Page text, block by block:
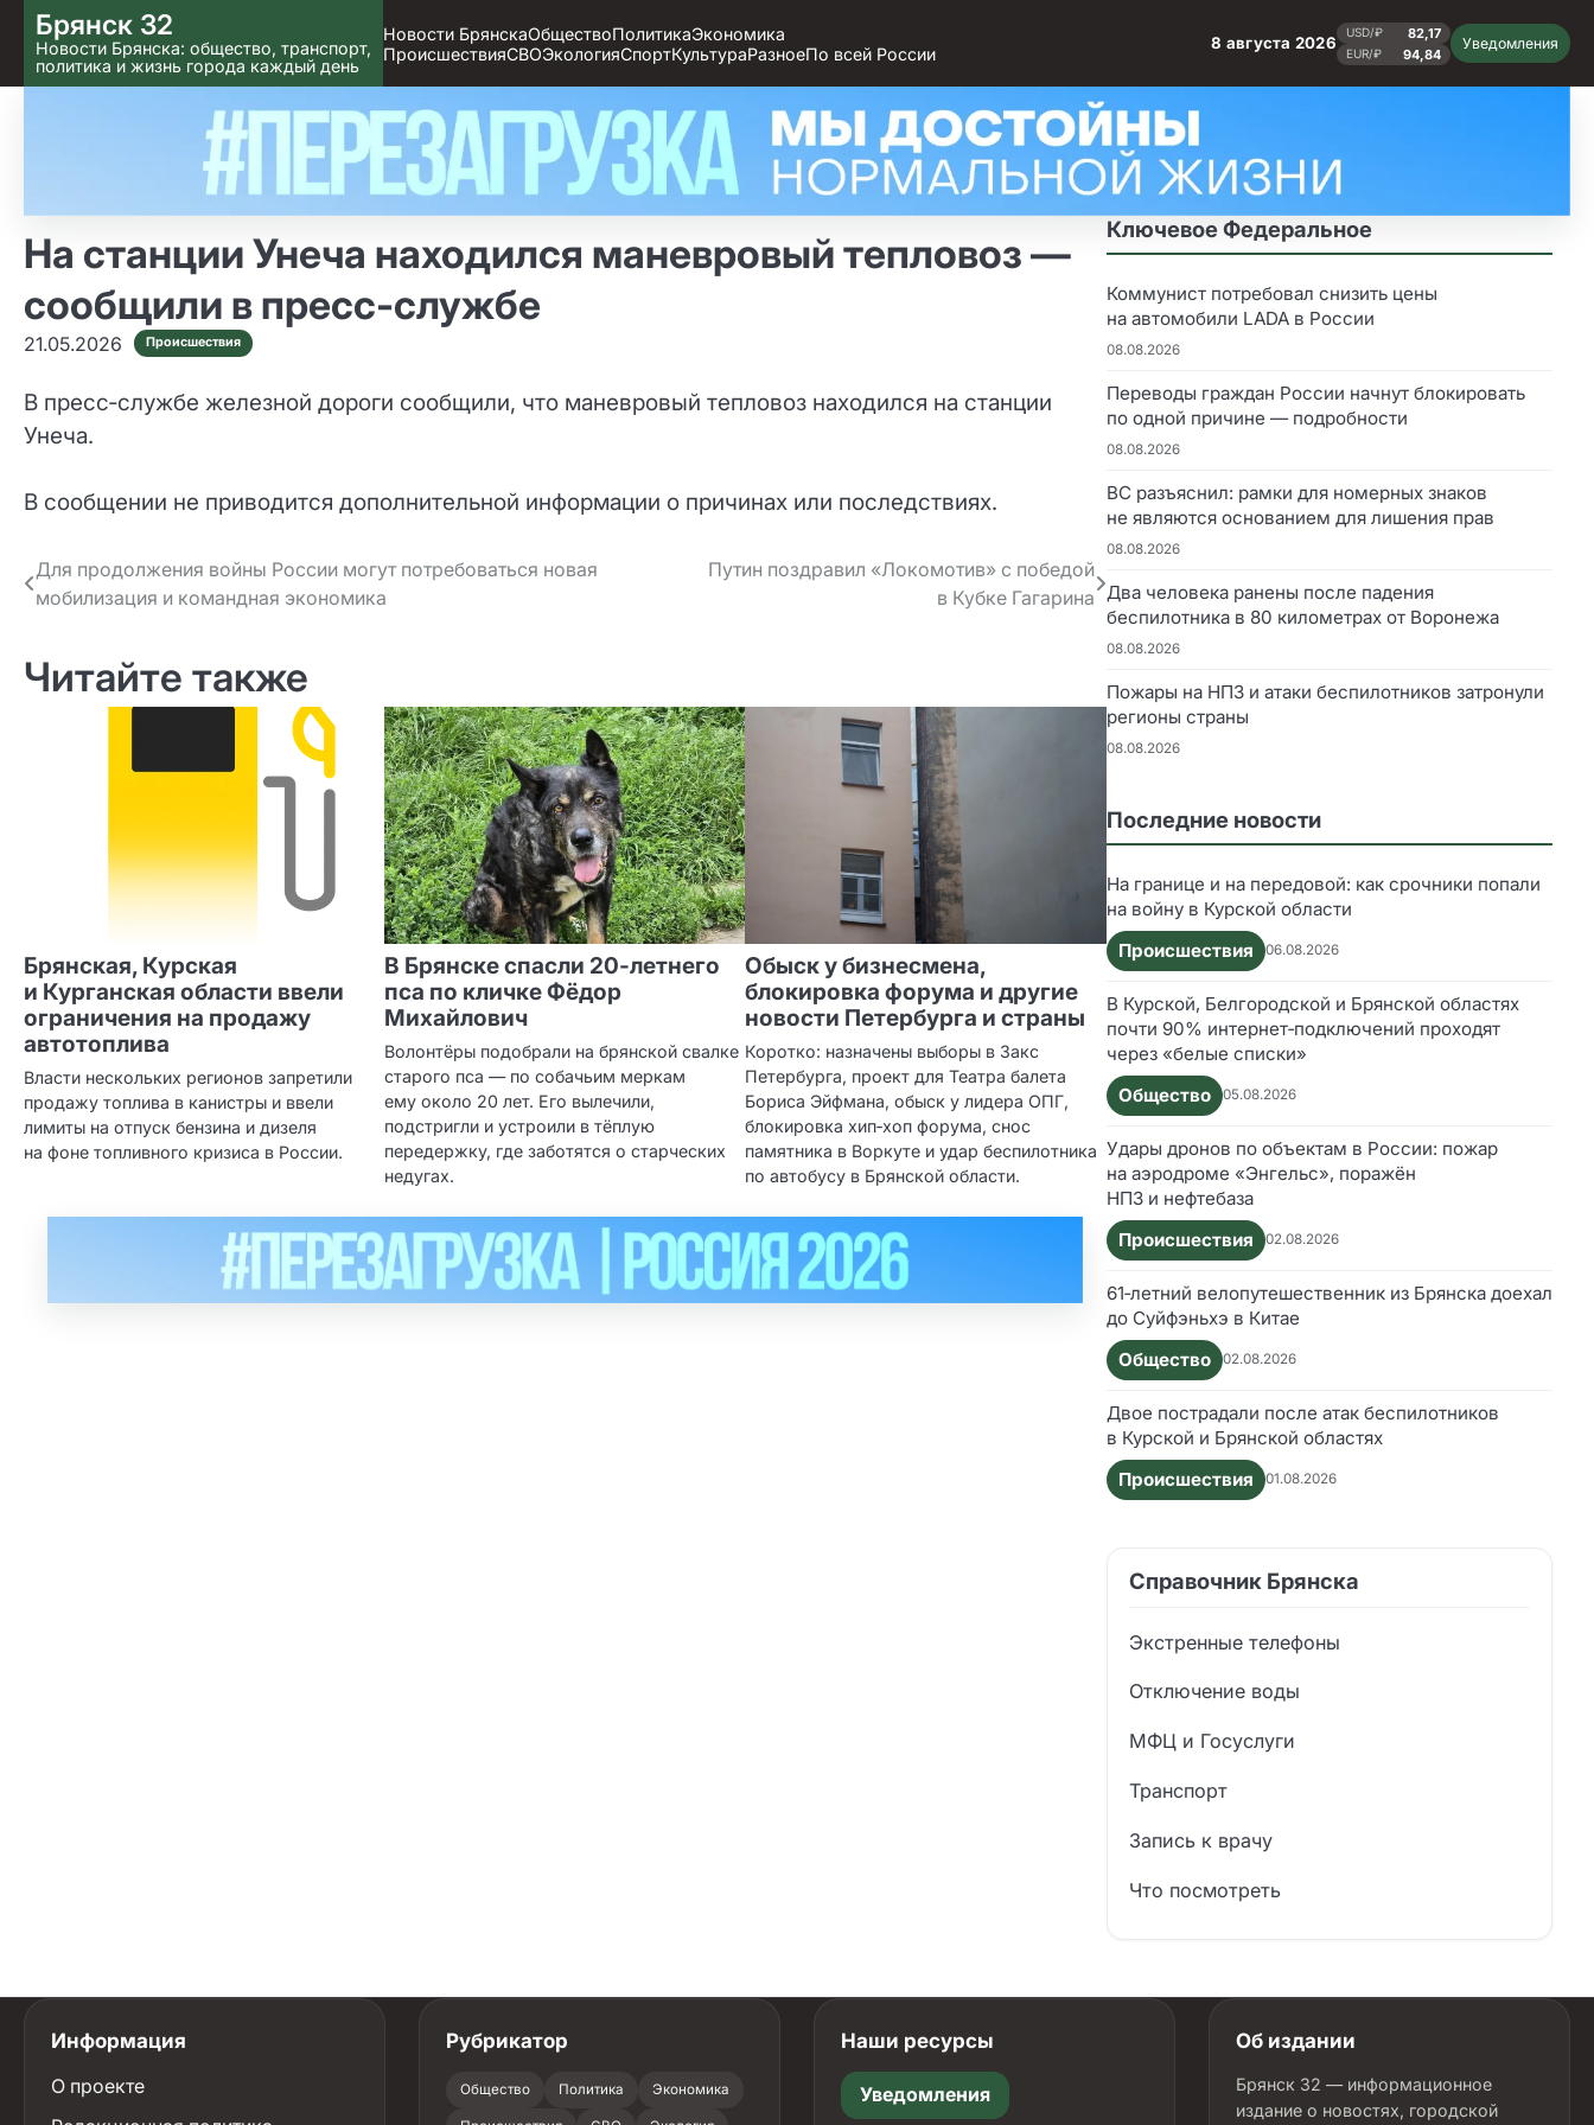
Skip
to content
Брянск 32
Новости Брянска: общество, транспорт,
политика и жизнь города каждый день
Новости БрянскаОбществоПолитикаЭкономика
ПроисшествияСВОЭкологияСпортКультураРазноеПо всей России
8 августа 2026
USD/₽ 82,17
EUR/₽ 94,84
Уведомления
На станции Унеча находился маневровый тепловоз —
сообщили в пресс‑службе
21.05.2026 Происшествия
В пресс‑службе железной дороги сообщили, что маневровый тепловоз находился на станции
Унеча.
В сообщении не приводится дополнительной информации о причинах или последствиях.
Навигация
по записям
Для продолжения войны России могут потребоваться новая
мобилизация и командная экономика
Путин поздравил «Локомотив» с победой
в Кубке Гагарина
Читайте также
Брянская, Курская
и Курганская области ввели
ограничения на продажу
автотоплива
Власти нескольких регионов запретили
продажу топлива в канистры и ввели
лимиты на отпуск бензина и дизеля
на фоне топливного кризиса в России.
В Брянске спасли 20‑летнего
пса по кличке Фёдор
Михайлович
Волонтёры подобрали на брянской свалке
старого пса — по собачьим меркам
ему около 20 лет. Его вылечили,
подстригли и устроили в тёплую
передержку, где заботятся о старческих
недугах.
Обыск у бизнесмена,
блокировка форума и другие
новости Петербурга и страны
Коротко: назначены выборы в Закс
Петербурга, проект для Театра балета
Бориса Эйфмана, обыск у лидера ОПГ,
блокировка хип‑хоп форума, снос
памятника в Воркуте и удар беспилотника
по автобусу в Брянской области.
Ключевое Федеральное
Коммунист потребовал снизить цены
на автомобили LADA в России
08.08.2026
Переводы граждан России начнут блокировать
по одной причине — подробности
08.08.2026
ВС разъяснил: рамки для номерных знаков
не являются основанием для лишения прав
08.08.2026
Два человека ранены после падения
беспилотника в 80 километрах от Воронежа
08.08.2026
Пожары на НПЗ и атаки беспилотников затронули
регионы страны
08.08.2026
Последние новости
На границе и на передовой: как срочники попали
на войну в Курской области
Происшествия
06.08.2026
В Курской, Белгородской и Брянской областях
почти 90% интернет‑подключений проходят
через «белые списки»
Общество
05.08.2026
Удары дронов по объектам в России: пожар
на аэродроме «Энгельс», поражён
НПЗ и нефтебаза
Происшествия
02.08.2026
61‑летний велопутешественник из Брянска доехал
до Суйфэньхэ в Китае
Общество
02.08.2026
Двое пострадали после атак беспилотников
в Курской и Брянской областях
Происшествия
01.08.2026
Справочник Брянска
Экстренные телефоны
Отключение воды
МФЦ и Госуслуги
Транспорт
Запись к врачу
Что посмотреть
Информация
О проекте
Рубрикатор
Общество Политика Экономика
Наши ресурсы
Уведомления
Об издании
Брянск 32 — информационное
издание о новостях, городской